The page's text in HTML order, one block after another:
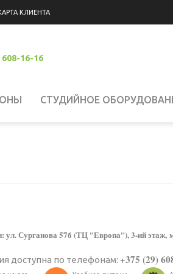
КЛИЕНТА
608-16-16
СТУДИЙНОЕ
ул. Сурганова 57б (ТЦ "Европа"), 3-ий этаж,
доступна по телефонам: +375 (29)